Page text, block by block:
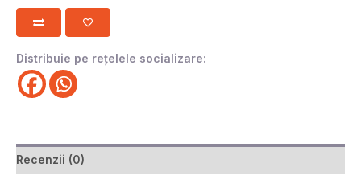
Distribuie pe rețelele socializare:
Recenzii (0)